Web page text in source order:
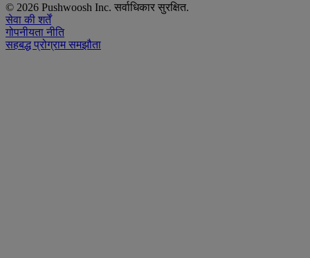
© 2026 Pushwoosh Inc. सर्वाधिकार सुरक्षित.
सेवा की शर्तें
गोपनीयता नीति
सहबद्ध प्रोग्राम समझौता